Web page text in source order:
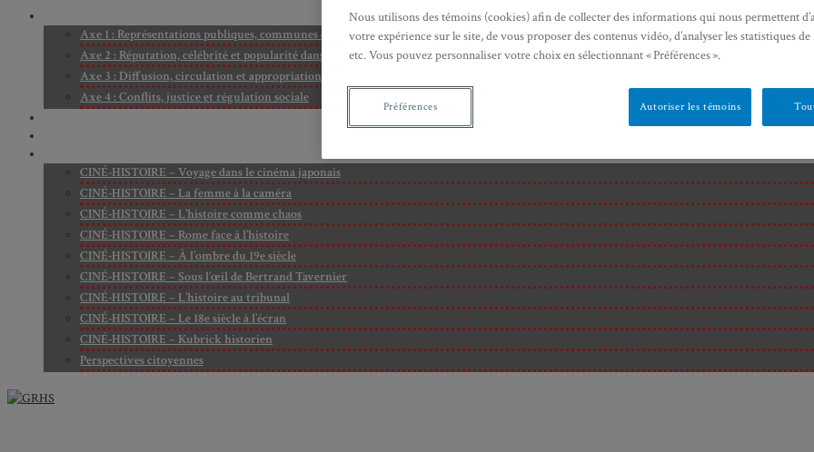
Axe 1 : Représentations publiques, communes et privées de la Cité
Axe 2 : Réputation, célébrité et popularité dans l’espace public
Axe 3 : Diffusion, circulation et appropriation des savoirs
Axe 4 : Conflits, justice et régulation sociale
CINÉ-HISTOIRE – Voyage dans le cinéma japonais
CINÉ-HISTOIRE – La femme à la caméra
CINÉ-HISTOIRE – L’histoire comme chaos
CINÉ-HISTOIRE – Rome face à l’histoire
CINÉ-HISTOIRE – À l’ombre du 19e siècle
CINÉ-HISTOIRE – Sous l’œil de Bertrand Tavernier
CINÉ-HISTOIRE – L’histoire au tribunal
CINÉ-HISTOIRE – Le 18e siècle à l’écran
CINÉ-HISTOIRE – Kubrick historien
Perspectives citoyennes
Nous utilisons des témoins (cookies) afin de collecter des informations qui nous permettent
votre expérience sur le site, de vous proposer des contenus vidéo, d’analyser les statistiques
etc. Vous pouvez personnaliser votre choix en sélectionnant « Préférences ».
Autoriser les témoins
Préférences